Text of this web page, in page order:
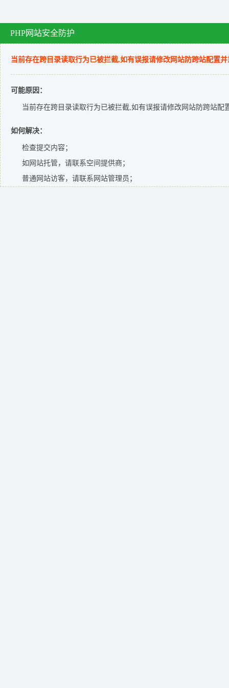
PHP网站安全防护
当前存在跨目录读取行为已被拦截,如有误报请修改网站防跨站配置
可能原因：
当前存在跨目录读取行为已被拦截,如有误报请修改网站防跨站配
如何解决：
检查提交内容；
如网站托管，请联系空间提供商；
普通网站访客，请联系网站管理员；